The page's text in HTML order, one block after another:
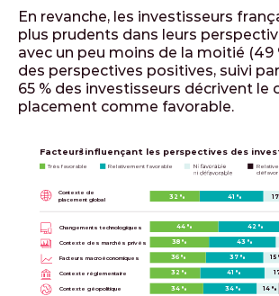
En revanche, les investisseurs
plus prudents dans leurs
avec un peu moins de la moitié (49
des perspectives positives, suivi par
65 % des investisseurs décrivent le
placement comme favorable.
Facteurs
2 influençant les perspectives des
Contexte de
placement global
Changements technologiques
Contexte des marchés privés
Facteurs macroéconomiques
Contexte réglementaire
Contexte géopolitique
Très favorable Relativement favorable
44 % 42 %
38 % 43 %
36 % 37 %
32 % 41 %
34 % 34 %
15
14 %
32 % 41 %